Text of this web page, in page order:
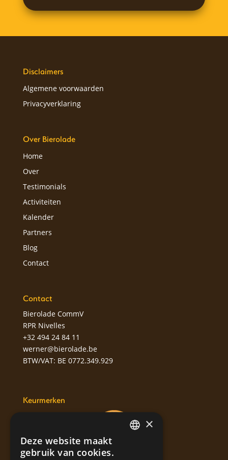
Disclaimers
Algemene voorwaarden
Privacyverklaring
Over Bierolade
Home
Over
Testimonials
Activiteiten
Kalender
Partners
Blog
Contact
Contact
Bierolade CommV
RPR Nivelles
+32 494 24 84 11
werner@bierolade.be
BTW/VAT: BE 0772.349.929
Keurmerken
×
Deze website maakt
gebruik van cookies.